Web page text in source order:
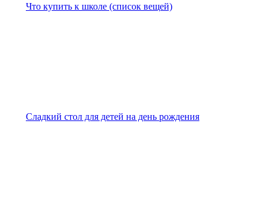
Что купить к школе (список вещей)
Сладкий стол для детей на день рождения